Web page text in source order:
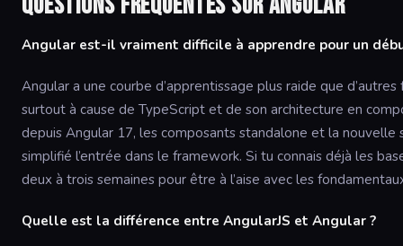
Angular est-il vraiment difficile à apprendre pour un
Angular a une courbe d’apprentissage plus raide que
surtout à cause de TypeScript et de son architecture en
depuis Angular 17, les composants standalone et la
simplifié l’entrée dans le framework. Si tu connais déjà les
deux à trois semaines pour être à l’aise avec les
Quelle est la différence entre AngularJS et Angular ?